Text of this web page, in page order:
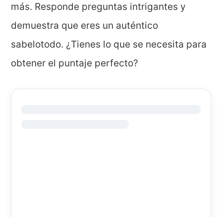
más. Responde preguntas intrigantes y
demuestra que eres un auténtico
sabelotodo. ¿Tienes lo que se necesita para
obtener el puntaje perfecto?